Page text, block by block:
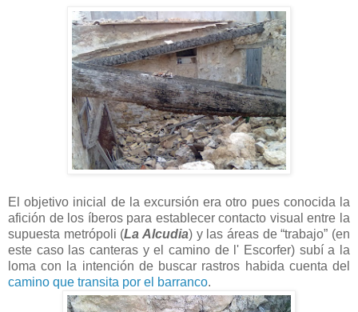
El objetivo inicial de la excursión era otro pues conocida la
afición de los íberos para establecer contacto visual entre la
supuesta metrópoli (La Alcudia) y las áreas de “trabajo” (en
este caso las canteras y el camino de l' Escorfer) subí a la
loma con la intención de buscar rastros habida cuenta del
camino que transita por el barranco.